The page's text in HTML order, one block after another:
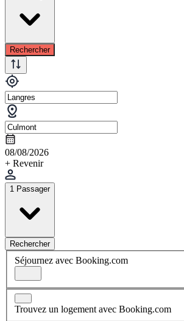
Rechercher
08/08/2026
+ Revenir
1 Passager
Rechercher
Séjournez avec Booking.com
Trouvez un logement avec Booking.com